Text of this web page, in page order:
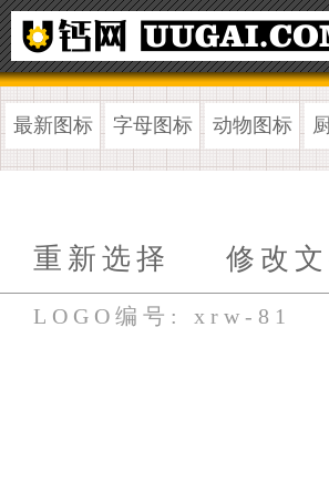
最新图标 字母图标 动物图标
重新选择 修改
LOGO编号: xrw-81